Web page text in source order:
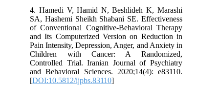
4. Hamedi V, Hamid N, Beshlideh K, Marashi
SA, Hashemi Sheikh Shabani SE. Effectiveness
of Conventional Cognitive-Behavioral Therapy
and Its Computerized Version on Reduction in
Pain Intensity, Depression, Anger, and Anxiety in
Children with Cancer: A Randomized,
Controlled Trial. Iranian Journal of Psychiatry
and Behavioral Sciences. 2020;14(4): e83110.
[DOI:10.5812/ijpbs.83110